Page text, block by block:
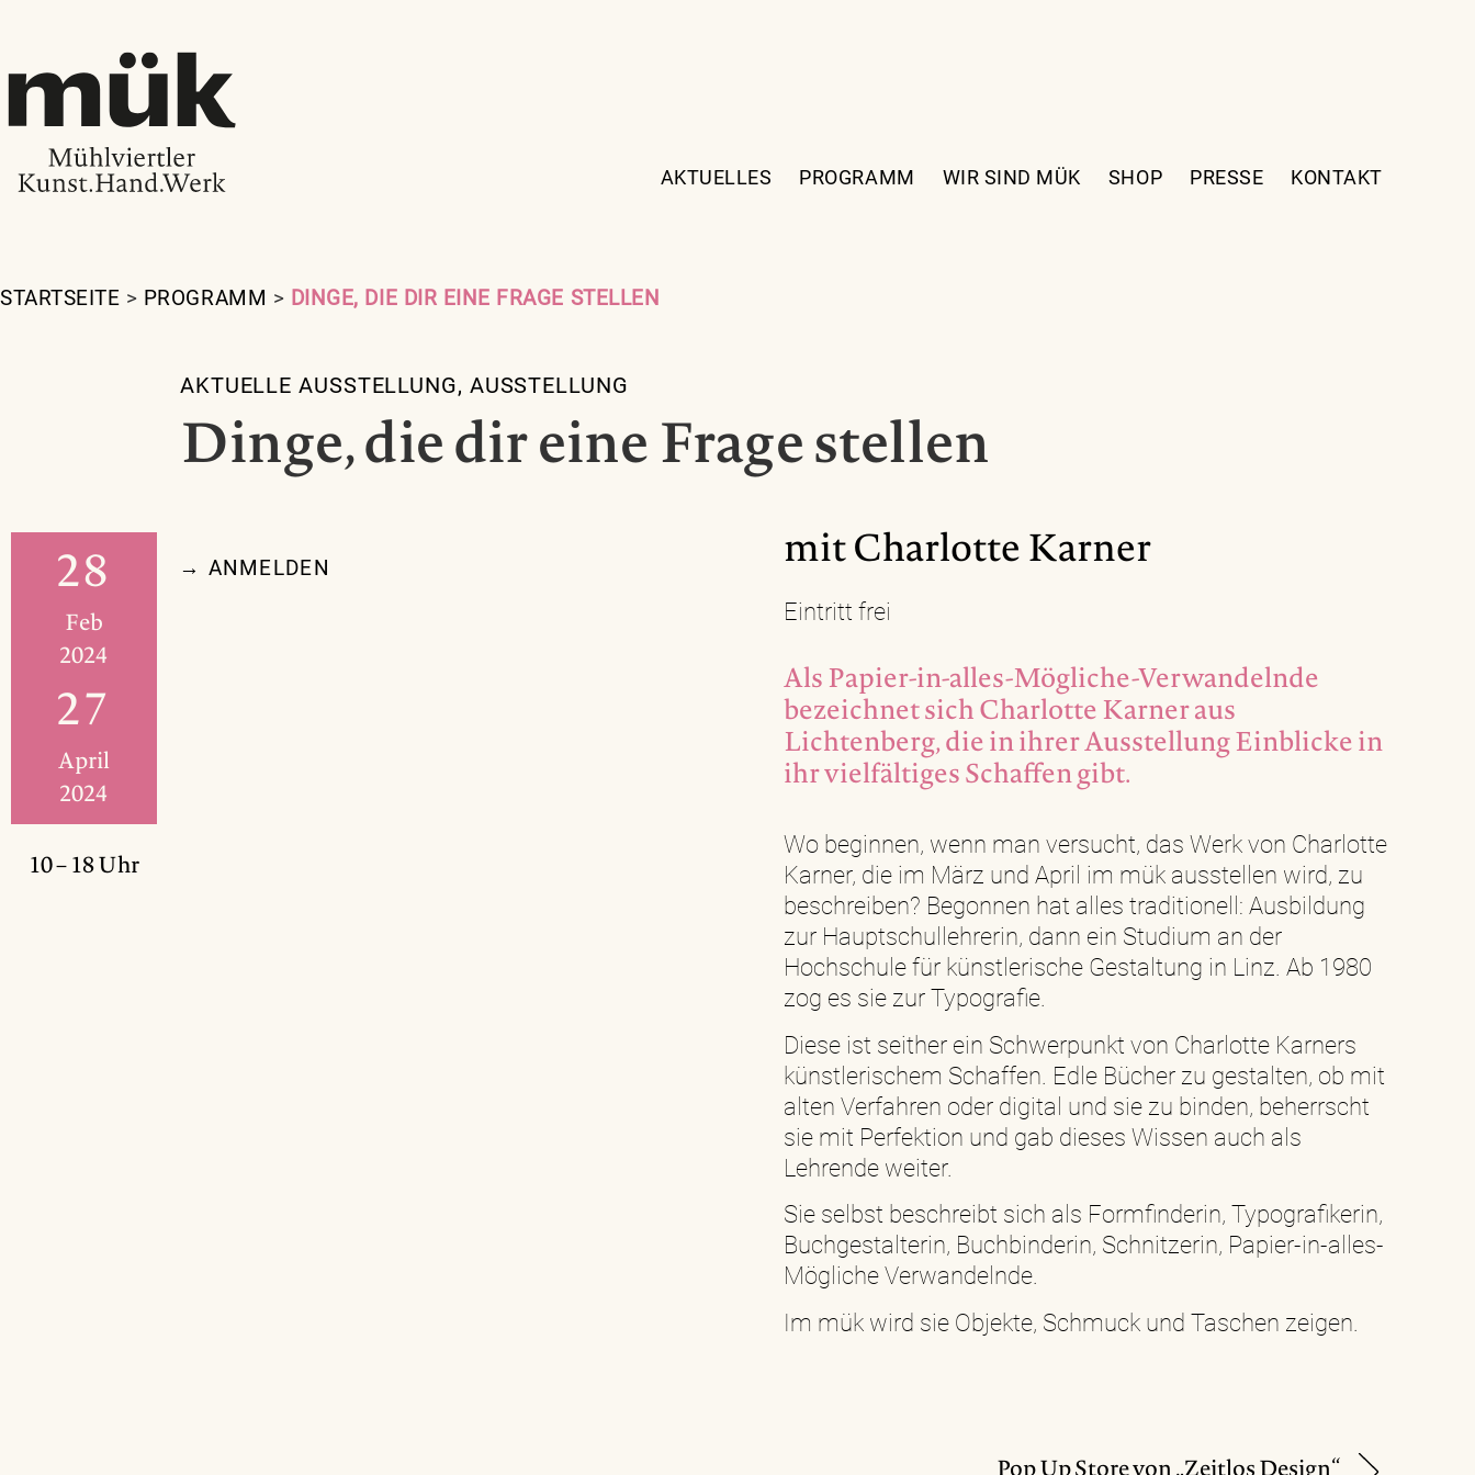
AKTUELLES PROGRAMM WIR SIND MÜK SHOP PRESSE KONTAKT
STARTSEITE > PROGRAMM > DINGE, DIE DIR EINE FRAGE STELLEN
AKTUELLE AUSSTELLUNG, AUSSTELLUNG
Dinge, die dir eine Frage stellen
28
Feb
2024
27
April
2024
10 – 18 Uhr
→ ANMELDEN mit Charlotte Karner
Eintritt frei
Als Papier-in-alles-Mögliche-Verwandelnde
bezeichnet sich Charlotte Karner aus
Lichtenberg, die in ihrer Ausstellung Einblicke in
ihr vielfältiges Schaffen gibt.
Wo beginnen, wenn man versucht, das Werk von Charlotte
Karner, die im März und April im mük ausstellen wird, zu
beschreiben? Begonnen hat alles traditionell: Ausbildung
zur Hauptschullehrerin, dann ein Studium an der
Hochschule für künstlerische Gestaltung in Linz. Ab 1980
zog es sie zur Typografie.
Diese ist seither ein Schwerpunkt von Charlotte Karners
künstlerischem Schaffen. Edle Bücher zu gestalten, ob mit
alten Verfahren oder digital und sie zu binden, beherrscht
sie mit Perfektion und gab dieses Wissen auch als
Lehrende weiter.
Sie selbst beschreibt sich als Formfinderin, Typografikerin,
Buchgestalterin, Buchbinderin, Schnitzerin, Papier-in-alles-
Mögliche Verwandelnde.
Im mük wird sie Objekte, Schmuck und Taschen zeigen.